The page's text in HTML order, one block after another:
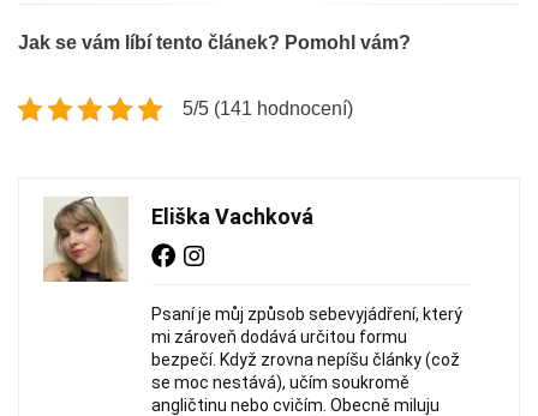
Jak se vám líbí tento článek? Pomohl vám?
5/5 (141 hodnocení)
Eliška Vachková
Psaní je můj způsob sebevyjádření, který
mi zároveň dodává určitou formu
bezpečí. Když zrovna nepíšu články (což
se moc nestává), učím soukromě
angličtinu nebo cvičím. Obecně miluju